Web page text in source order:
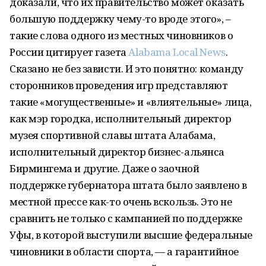
большую поддержку чему-то вроде этого», –
такие слова одного из местных чиновников о
России цитирует газетаAlabama Local News.
Сказано не без зависти. И это понятно: команду
сторонников проведения игр представляют
такие «могущественные» и «влиятельные» лица,
как мэр городка, исполнительный директор
музея спортивной славы штата Алабама,
исполнительный директор бизнес-альянса
Бирмингема и другие. Даже о заочной
поддержке губернатора штата было заявлено в
местной прессе как-то очень вскользь. Это не
сравнить не только с кампанией по поддержке
Уфы, в которой выступили высшие федеральные
чиновники в области спорта, — а гарантийное